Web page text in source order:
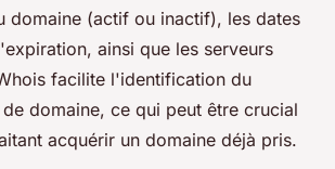
domaine (actif ou inactif), les dates
ainsi que les serveurs
facilite l'identification du
domaine, ce qui peut être crucial
acquérir un domaine déjà pris.